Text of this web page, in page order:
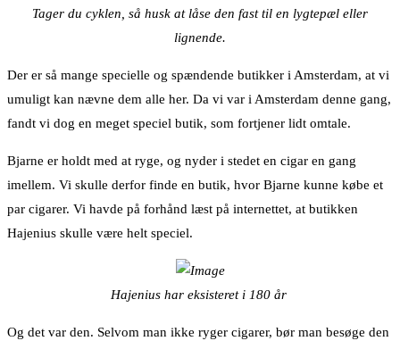
Tager du cyklen, så husk at låse den fast til en lygtepæl eller
lignende.
Der er så mange specielle og spændende butikker i Amsterdam, at vi
umuligt kan nævne dem alle her. Da vi var i Amsterdam denne gang,
fandt vi dog en meget speciel butik, som fortjener lidt omtale.
Bjarne er holdt med at ryge, og nyder i stedet en cigar en gang
imellem. Vi skulle derfor finde en butik, hvor Bjarne kunne købe et
par cigarer. Vi havde på forhånd læst på internettet, at butikken
Hajenius skulle være helt speciel.
Hajenius har eksisteret i 180 år
Og det var den. Selvom man ikke ryger cigarer, bør man besøge den